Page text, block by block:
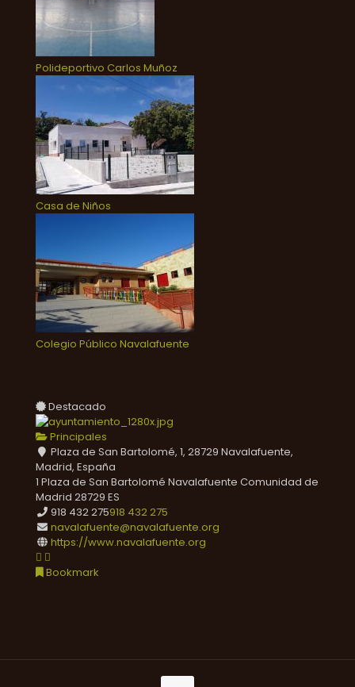
Polideportivo Carlos Muñoz
Casa de Niños
Colegio Público Navalafuente
Destacado
Principales
Plaza de San Bartolomé, 1, 28729 Navalafuente,
Madrid, España
1 Plaza de San Bartolomé Navalafuente Comunidad de
Madrid 28729 ES
918 432 275918 432 275
navalafuente@navalafuente.org
https://www.navalafuente.org
Bookmark